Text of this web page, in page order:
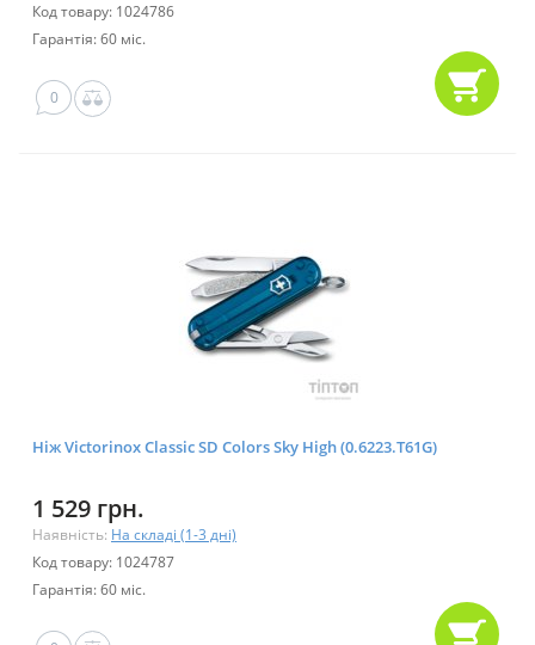
Код товару: 1024786
Гарантія: 60 міс.
0
Ніж Victorinox Classic SD Colors Sky High (0.6223.T61G)
1 529 грн.
Наявність: На складі (1-3 дні)
Код товару: 1024787
Гарантія: 60 міс.